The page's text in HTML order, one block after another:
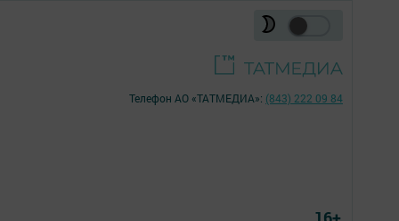
Телефон АО «ТАТМЕДИА»: (843) 222 09 84